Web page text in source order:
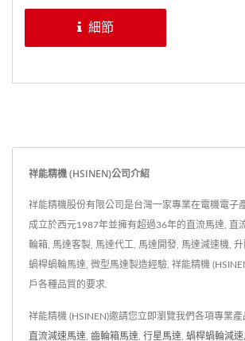
出平穩、大扭力、高性
年的研發經驗，使用高精
環境下使用。
細節
祥能精機 (HSINEN)公司介紹
祥能精機股份有限公司是台灣一家專業在電機電子
成立於西元1987年並擁有超過36年的直流馬達, 直
輪箱, 馬達客製, 馬達代工, 馬達開發, 馬達減速機, 升
蝸桿蝸輪馬達, 微型馬達製造經驗, 祥能精機
戶各種品質的要求.
祥能精機 (HSINEN)邀請您立即瀏覽我們各項專業產
直流減速馬達 齒輪箱馬達 行星馬達 蝸桿蝸輪減